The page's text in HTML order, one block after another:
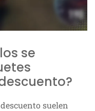
se
suelen